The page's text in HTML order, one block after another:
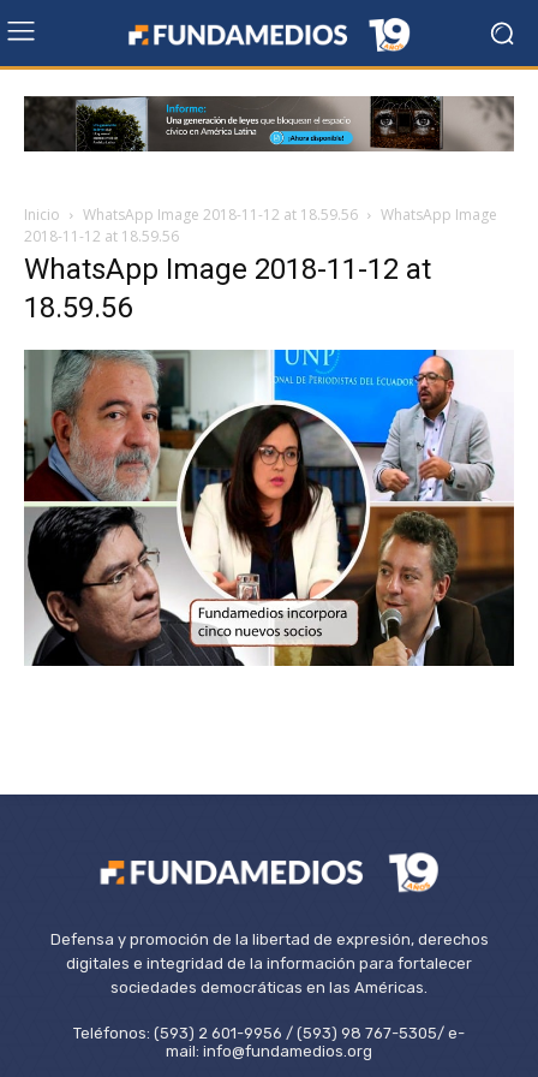
Inicio WhatsApp Image 2018-11-12 at 18.59.56
WhatsApp Image
2018-11-12 at 18.59.56
WhatsApp Image 2018-11-12 at
18.59.56
Defensa y promoción de la libertad de expresión, derechos
digitales e integridad de la información para fortalecer
sociedades democráticas en las Américas.
Teléfonos: (593) 2 601-9956 / (593) 98 767-5305/ e-
mail: info@fundamedios.org